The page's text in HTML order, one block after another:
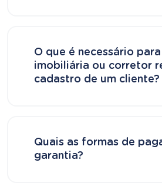
O que é necessário para
imobiliária ou corretor
cadastro de um cliente?
Quais as formas de
garantia?